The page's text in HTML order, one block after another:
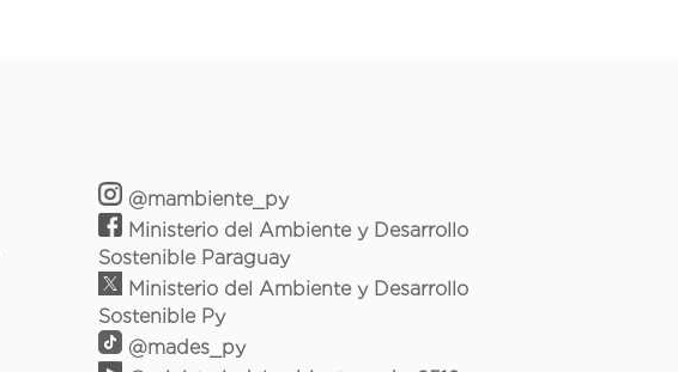
@mambiente_py
Ministerio del Ambiente y Desarrollo
Sostenible Paraguay
Ministerio del Ambiente y Desarrollo
Sostenible Py
@mades_py